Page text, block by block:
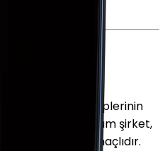
markalar ilgili sahiplerinin
kullanılan tüm şirket,
tanımlama amaçlıdır.